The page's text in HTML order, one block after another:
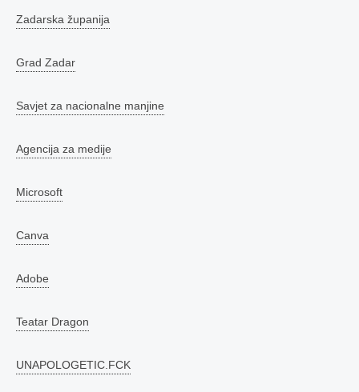
Zadarska županija
Grad Zadar
Savjet za nacionalne manjine
Agencija za medije
Microsoft
Canva
Adobe
Teatar Dragon
UNAPOLOGETIC.FCK